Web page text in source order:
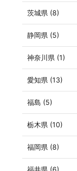
茨城県 (8)
静岡県 (5)
神奈川県 (1)
愛知県 (13)
福島 (5)
栃木県 (10)
福岡県 (8)
福井県 (6)